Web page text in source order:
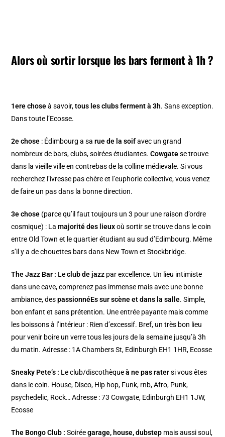
Alors où sortir lorsque les bars ferment à 1h ?
1ere choseà savoir,tous les clubs ferment à 3h. Sans exception.
Dans toute l’Ecosse.
2e chose : Édimbourg a sarue de la soifavec un grand
nombreux de bars, clubs, soirées étudiantes.Cowgatese trouve
dans la vieille ville en contrebas de la colline médievale. Si vous
recherchez l’ivresse pas chère et l’euphorie collective, vous venez
de faire un pas dans la bonne direction.
3e chose (parce qu’il faut toujours un 3 pour une raison d’ordre
cosmique) : Lamajorité des lieuxoù sortir se trouve dans le coin
entre Old Town et le quartier étudiant au sud d’Edimbourg. Même
s’il y a de chouettes bars dans New Town etStockbridge.
The Jazz Bar : Leclub de jazz par excellence. Un lieu intimiste
dans une cave, comprenez pas immense mais avec une bonne
ambiance, despassionnéEs sur scène et dans la salle. Simple,
bon enfant et sans prétention. Une entrée payante mais comme
les boissons à l’intérieur : Rien d’excessif. Bref, un très bon lieu
pour venir boire un verre tous les jours de la semaine jusqu’à 3h
du matin. Adresse : 1A Chambers St, Edinburgh EH1 1HR, Ecosse
Sneaky Pete’s : Le club/discothèqueà ne pas ratersi vous êtes
dans le coin. House, Disco, Hip hop, Funk, rnb, Afro, Punk,
psychedelic, Rock… Adresse : 73 Cowgate, Edinburgh EH1 1JW,
Ecosse
The Bongo Club : Soiréegarage, house, dubstep mais aussi soul,